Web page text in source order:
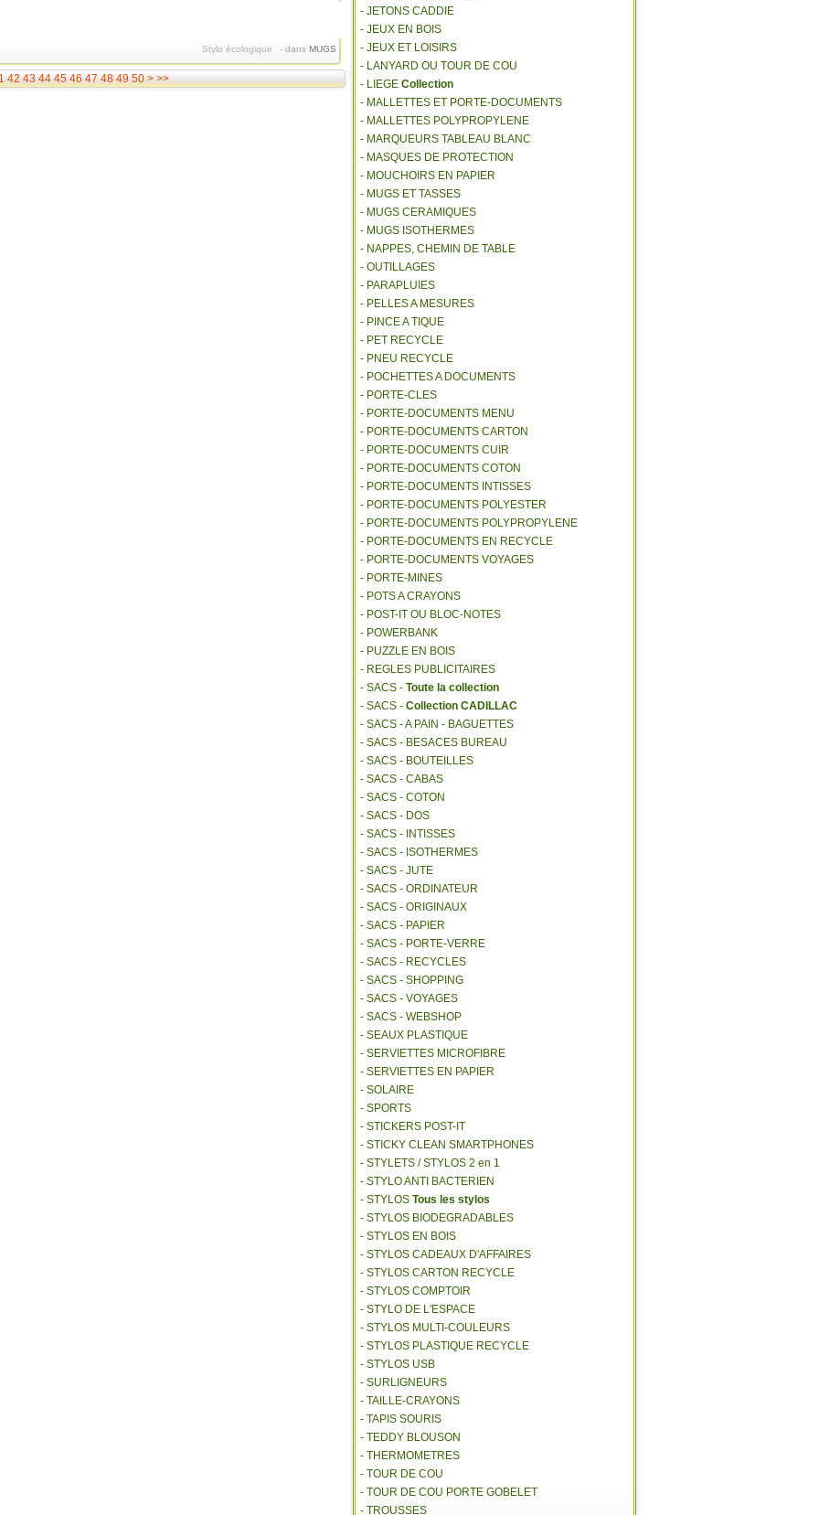
Stylo écologique - dans MUGS
42 43 44 45 46 47 48 49 5060
70
80
90
100
200
300
400
500
600
700
800
900
1000
1100
> >>
- JETONS CADDIE
- JEUX EN BOIS
- JEUX ET LOISIRS
- LANYARD OU TOUR DE COU
- LIEGE Collection
- MALLETTES ET PORTE-DOCUMENTS
- MALLETTES POLYPROPYLENE
- MARQUEURS TABLEAU BLANC
- MASQUES DE PROTECTION
- MOUCHOIRS EN PAPIER
- MUGS ET TASSES
- MUGS CERAMIQUES
- MUGS ISOTHERMES
- NAPPES, CHEMIN DE TABLE
- OUTILLAGES
- PARAPLUIES
- PELLES A MESURES
- PINCE A TIQUE
- PET RECYCLE
- PNEU RECYCLE
- POCHETTES A DOCUMENTS
- PORTE-CLES
- PORTE-DOCUMENTS MENU
- PORTE-DOCUMENTS CARTON
- PORTE-DOCUMENTS CUIR
- PORTE-DOCUMENTS COTON
- PORTE-DOCUMENTS INTISSES
- PORTE-DOCUMENTS POLYESTER
- PORTE-DOCUMENTS POLYPROPYLENE
- PORTE-DOCUMENTS EN RECYCLE
- PORTE-DOCUMENTS VOYAGES
- PORTE-MINES
- POTS A CRAYONS
- POST-IT OU BLOC-NOTES
- POWERBANK
- PUZZLE EN BOIS
- REGLES PUBLICITAIRES
- SACS - Toute la collection
- SACS - Collection CADILLAC
- SACS - A PAIN - BAGUETTES
- SACS - BESACES BUREAU
- SACS - BOUTEILLES
- SACS - CABAS
- SACS - COTON
- SACS - DOS
- SACS - INTISSES
- SACS - ISOTHERMES
- SACS - JUTE
- SACS - ORDINATEUR
- SACS - ORIGINAUX
- SACS - PAPIER
- SACS - PORTE-VERRE
- SACS - RECYCLES
- SACS - SHOPPING
- SACS - VOYAGES
- SACS - WEBSHOP
- SEAUX PLASTIQUE
- SERVIETTES MICROFIBRE
- SERVIETTES EN PAPIER
- SOLAIRE
- SPORTS
- STICKERS POST-IT
- STICKY CLEAN SMARTPHONES
- STYLETS / STYLOS 2 en 1
- STYLO ANTI BACTERIEN
- STYLOS Tous les stylos
- STYLOS BIODEGRADABLES
- STYLOS EN BOIS
- STYLOS CADEAUX D'AFFAIRES
- STYLOS CARTON RECYCLE
- STYLOS COMPTOIR
- STYLO DE L'ESPACE
- STYLOS MULTI-COULEURS
- STYLOS PLASTIQUE RECYCLE
- STYLOS USB
- SURLIGNEURS
- TAILLE-CRAYONS
- TAPIS SOURIS
- TEDDY BLOUSON
- THERMOMETRES
- TOUR DE COU
- TOUR DE COU PORTE GOBELET
- TROUSSES